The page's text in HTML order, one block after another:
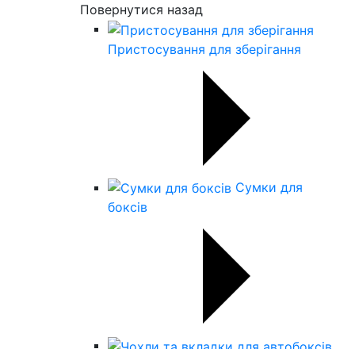
Повернутися назад
Пристосування для зберігання
Сумки для
боксів